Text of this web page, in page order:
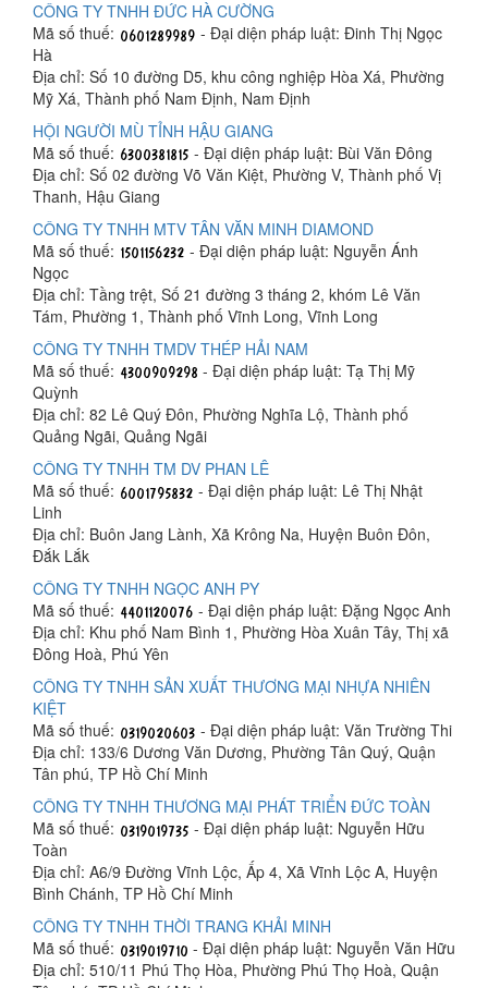
CÔNG TY TNHH ĐỨC HÀ CƯỜNG
Mã số thuế:
- Đại diện pháp luật: Đinh Thị Ngọc
Hà
Địa chỉ: Số 10 đường D5, khu công nghiệp Hòa Xá, Phường
Mỹ Xá, Thành phố Nam Định, Nam Định
HỘI NGƯỜI MÙ TỈNH HẬU GIANG
Mã số thuế:
- Đại diện pháp luật: Bùi Văn Đông
Địa chỉ: Số 02 đường Võ Văn Kiệt, Phường V, Thành phố Vị
Thanh, Hậu Giang
CÔNG TY TNHH MTV TÂN VĂN MINH DIAMOND
Mã số thuế:
- Đại diện pháp luật: Nguyễn Ánh
Ngọc
Địa chỉ: Tầng trệt, Số 21 đường 3 tháng 2, khóm Lê Văn
Tám, Phường 1, Thành phố Vĩnh Long, Vĩnh Long
CÔNG TY TNHH TMDV THÉP HẢI NAM
Mã số thuế:
- Đại diện pháp luật: Tạ Thị Mỹ
Quỳnh
Địa chỉ: 82 Lê Quý Đôn, Phường Nghĩa Lộ, Thành phố
Quảng Ngãi, Quảng Ngãi
CÔNG TY TNHH TM DV PHAN LÊ
Mã số thuế:
- Đại diện pháp luật: Lê Thị Nhật
Linh
Địa chỉ: Buôn Jang Lành, Xã Krông Na, Huyện Buôn Đôn,
Đắk Lắk
CÔNG TY TNHH NGỌC ANH PY
Mã số thuế:
- Đại diện pháp luật: Đặng Ngọc Anh
Địa chỉ: Khu phố Nam Bình 1, Phường Hòa Xuân Tây, Thị xã
Đông Hoà, Phú Yên
CÔNG TY TNHH SẢN XUẤT THƯƠNG MẠI NHỰA NHIÊN
KIỆT
Mã số thuế:
- Đại diện pháp luật: Văn Trường Thi
Địa chỉ: 133/6 Dương Văn Dương, Phường Tân Quý, Quận
Tân phú, TP Hồ Chí Minh
CÔNG TY TNHH THƯƠNG MẠI PHÁT TRIỂN ĐỨC TOÀN
Mã số thuế:
- Đại diện pháp luật: Nguyễn Hữu
Toàn
Địa chỉ: A6/9 Đường Vĩnh Lộc, Ấp 4, Xã Vĩnh Lộc A, Huyện
Bình Chánh, TP Hồ Chí Minh
CÔNG TY TNHH THỜI TRANG KHẢI MINH
Mã số thuế:
- Đại diện pháp luật: Nguyễn Văn Hữu
Địa chỉ: 510/11 Phú Thọ Hòa, Phường Phú Thọ Hoà, Quận